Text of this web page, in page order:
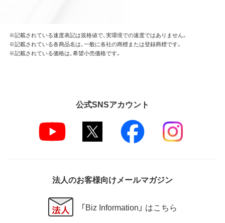
※記載されている速度表記は規格値で、実環境での速度ではありません。
※記載されている各商品名は、一般に各社の商標または登録商標です。
※記載されている価格は、希望小売価格です。
公式SNSアカウント
法人のお客様向けメールマガジン
「Biz Information」 はこちら